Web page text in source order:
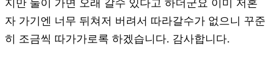
지만 둘이 가면 오래 갈수 있다고 하더군요 이미 저혼
자 가기엔 너무 뒤쳐저 버려서 따라갈수가 없으니 꾸준
히 조금씩 따가가로록 하겠습니다. 감사합니다.